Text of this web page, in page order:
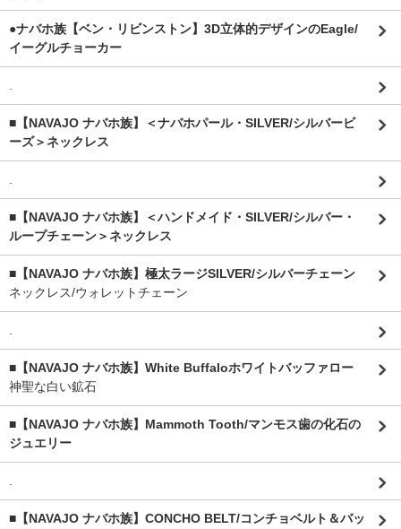
●ナバホ族【ベン・リビンストン】3D立体的デザインのEagle/
イーグルチョーカー
.
■【NAVAJO ナバホ族】＜ナバホパール・SILVER/シルバービ
ーズ＞ネックレス
.
■【NAVAJO ナバホ族】＜ハンドメイド・SILVER/シルバー・
ループチェーン＞ネックレス
■【NAVAJO ナバホ族】極太ラージSILVER/シルバーチェーン
ネックレス/ウォレットチェーン
.
■【NAVAJO ナバホ族】White Buffaloホワイトバッファロー
神聖な白い鉱石
■【NAVAJO ナバホ族】Mammoth Tooth/マンモス歯の化石の
ジュエリー
.
■【NAVAJO ナバホ族】CONCHO BELT/コンチョベルト＆バッ